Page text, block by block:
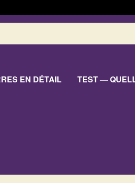
EN DÉTAIL TEST —